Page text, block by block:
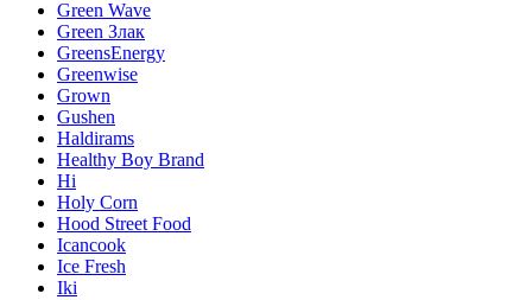
Green Wave
Green Злак
GreensEnergy
Greenwise
Grown
Gushen
Haldirams
Healthy Boy Brand
Hi
Holy Corn
Hood Street Food
Icancook
Ice Fresh
Iki